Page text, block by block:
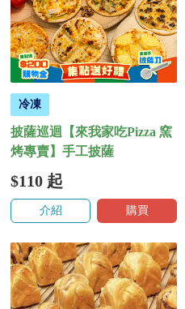
冷凍
披薩巡迴【來我家吃Pizza 窯
烤專賣】手工披薩
$110 起
介紹 購買